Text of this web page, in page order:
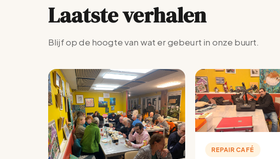
Laatste verhalen
Blijf op de hoogte van wat er gebeurt in onze buurt.
REPAIR CAFÉ